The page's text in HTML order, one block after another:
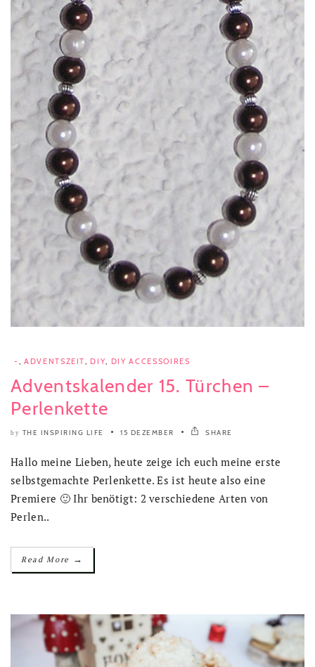
- , ADVENTSZEIT, DIY, DIY ACCESSOIRES
Adventskalender 15. Türchen –
Perlenkette
by THE INSPIRING LIFE 15 DEZEMBER SHARE
Hallo meine Lieben, heute zeige ich euch meine erste
selbstgemachte Perlenkette. Es ist heute also eine
Premiere 🙂 Ihr benötigt: 2 verschiedene Arten von
Perlen..
Read More →